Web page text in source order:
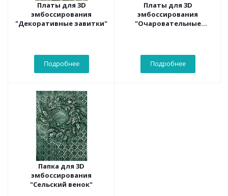
Платы для 3D
эмбоссирования
"Декоративные завитки"
Подробнее
Платы для 3D
эмбоссирования
"Очаровательные
Подробнее
Папка для 3D
эмбоссирования
"Сельский венок"